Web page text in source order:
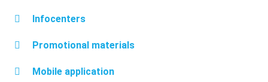
Infocenters
Promotional materials
Mobile application